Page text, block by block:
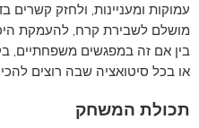
עמוקות ומעניינות, ולחזק קשרים
מושלם לשבירת קרח, להעמקת
בין אם זה במפגשים משפחתיים,
או בכל סיטואציה שבה רוצים
תכולת המשחק